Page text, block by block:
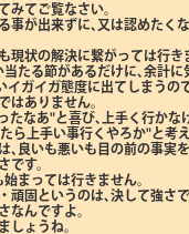
みてご覧なさい。
事が出来ずに､又は認めたくな
現状の解決に繋がっては行き
当たる節があるだけに､余計に
イガイガ態度に出てしまうので
はありません。
たなあ"と喜び､上手く行かな
ら上手い事行くやろか"と考
､良いも悪いも目の前の事実
です。
まっては行きません。
頑固というのは､決して強さで
なんですよ。
しょうね。